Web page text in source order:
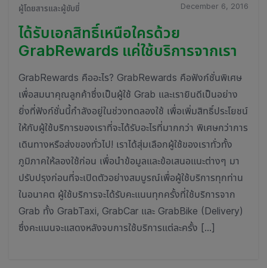
ผู้โดยสารและผู้ขับขี่ December 6, 2016
ได้รับเอกสิทธิ์เหนือใครด้วย
GrabRewards แค่ใช้บริการจากเรา
GrabRewards คืออะไร? GrabRewards คือฟังก์ชั่นพิเศษ
เพื่อสมนาคุณลูกค้าซึ่งเป็นผู้ใช้ Grab และเรายินดีเป็นอย่าง
ยิ่งที่ฟังก์ชั่นนี้กำลังอยู่ในช่วงทดลองใช้ เพื่อเพิ่มสิทธิ์ประโยชน์
ให้กับผู้ใช้บริการของเราที่จะได้รับอะไรที่มากกว่า พิเศษกว่าการ
เดินทางหรือส่งของทั่วไป! เราได้สุ่มเลือกผู้ใช้ของเราทั่วทั้ง
ภูมิภาคให้ลองใช้ก่อน เพื่อนำข้อมูลและข้อเสนอแนะต่างๆ มา
ปรับปรุงก่อนที่จะเปิดตัวอย่างสมบูรณ์เพื่อผู้ใช้บริการทุกท่าน
ในอนาคต ผู้ใช้บริการจะได้รับคะแนนทุกครั้งที่ใช้บริการจาก
Grab ทั้ง GrabTaxi, GrabCar และ GrabBike (Delivery)
ซึ่งคะแนนจะแสดงหลังจบการใช้บริการแต่ละครั้ง […]